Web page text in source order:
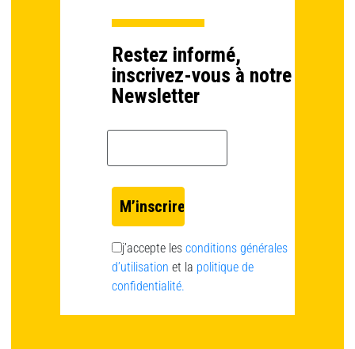
Restez informé,
inscrivez-vous à notre
Newsletter
j’accepte les conditions générales
d’utilisation et la politique de
confidentialité.